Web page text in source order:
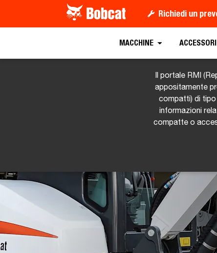
Richiedi un
MACCHINE ACCESSORI
Il portale RMI
appositamente
compatti) di
informazioni
compatte o